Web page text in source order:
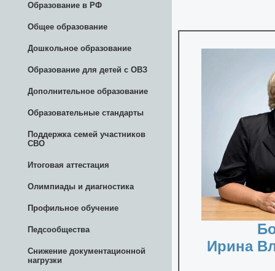
Образование в РФ
Общее образование
Дошкольное образование
Образование для детей с ОВЗ
Дополнительное образование
Образовательные стандарты
Поддержка семей участников
СВО
Итоговая аттестация
Олимпиады и диагностика
Профильное обучение
Педсообщества
Снижение документационной
нагрузки